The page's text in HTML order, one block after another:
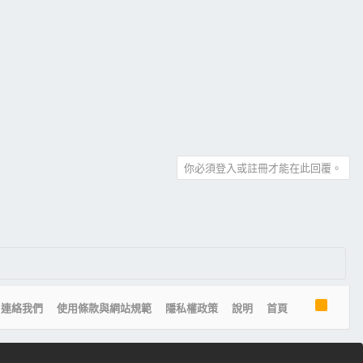
你必須登入或註冊才能在此回覆。
連絡我們 使用條款與網站規範 隱私權政策 說明 首頁
R
S